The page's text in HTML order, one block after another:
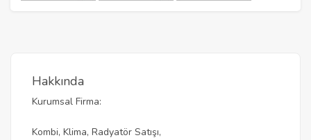
Hakkında
Kurumsal Firma:
Kombi, Klima, Radyatör Satışı,